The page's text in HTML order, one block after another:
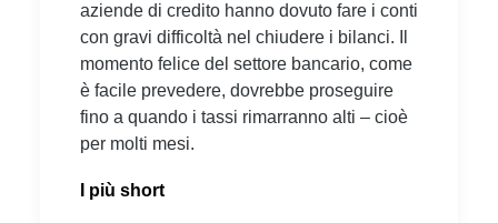
aziende di credito hanno dovuto fare i conti
con gravi difficoltà nel chiudere i bilanci. Il
momento felice del settore bancario, come
è facile prevedere, dovrebbe proseguire
fino a quando i tassi rimarranno alti – cioè
per molti mesi.
I più short